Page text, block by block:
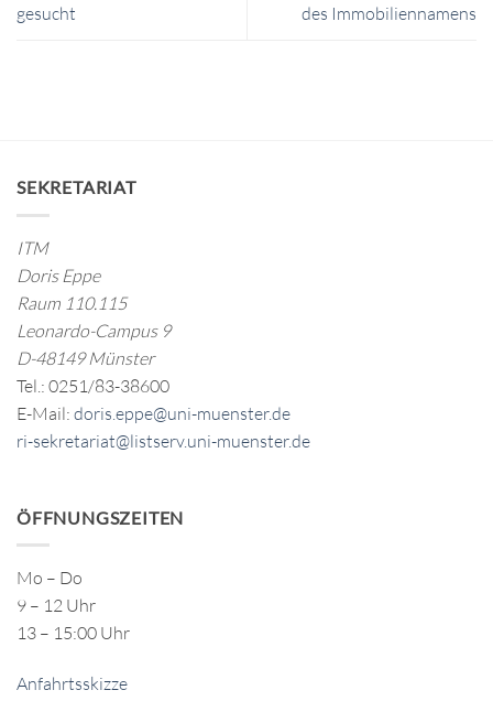
gesucht
des Immobiliennamens
SEKRETARIAT
ITM
Doris Eppe
Raum 110.115
Leonardo-Campus 9
D-48149 Münster
Tel.: 0251/83-38600
E-Mail: doris.eppe@uni-muenster.de
ri-sekretariat@listserv.uni-muenster.de
ÖFFNUNGSZEITEN
Mo – Do
9 – 12 Uhr
13 – 15:00 Uhr
Anfahrtsskizze